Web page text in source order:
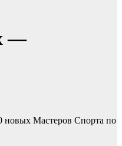
—
новых Мастеров Спорта по